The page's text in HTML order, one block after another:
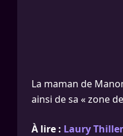
La maman de
ainsi de sa « zone
À lire : Laury